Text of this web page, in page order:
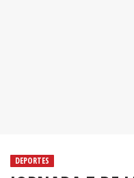
DEPORTES